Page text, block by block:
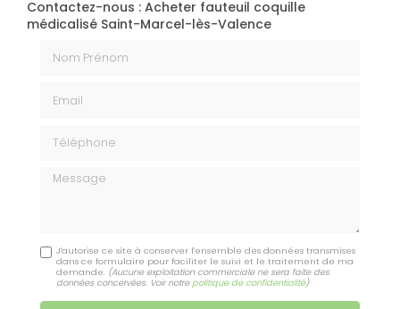
Contactez-nous : Acheter fauteuil coquille
médicalisé Saint-Marcel-lès-Valence
Message
J'autorise ce site à conserver l'ensemble des données transmises
dans ce formulaire pour faciliter le suivi et le traitement de ma
demande. (Aucune exploitation commerciale ne sera faite des
données concervées. Voir notre politique de confidentialité)